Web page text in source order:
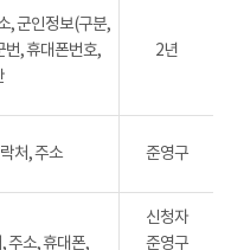
, 군인정보(구분,
번, 휴대폰번호,
2년
처, 주소 준영구
주소, 휴대폰,
신청자
준영구